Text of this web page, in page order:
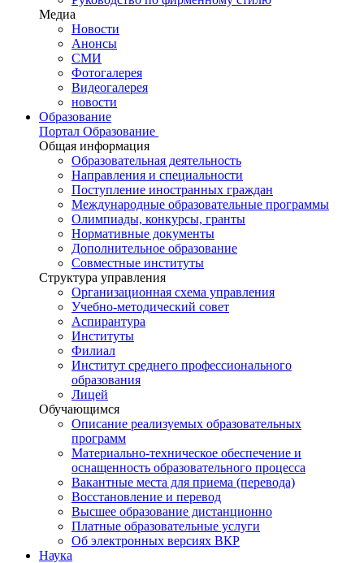
Медиа
Новости
Анонсы
СМИ
Фотогалерея
Видеогалерея
новости
Образование
Портал Образование
Общая информация
Образовательная деятельность
Направления и специальности
Поступление иностранных граждан
Международные образовательные программы
Олимпиады, конкурсы, гранты
Нормативные документы
Дополнительное образование
Совместные институты
Структура управления
Организационная схема управления
Учебно-методический совет
Аспирантура
Институты
Филиал
Институт среднего профессионального
образования
Лицей
Обучающимся
Описание реализуемых образовательных
программ
Материально-техническое обеспечение и
оснащенность образовательного процесса
Вакантные места для приема (перевода)
Восстановление и перевод
Высшее образование дистанционно
Платные образовательные услуги
Об электронных версиях ВКР
Наука